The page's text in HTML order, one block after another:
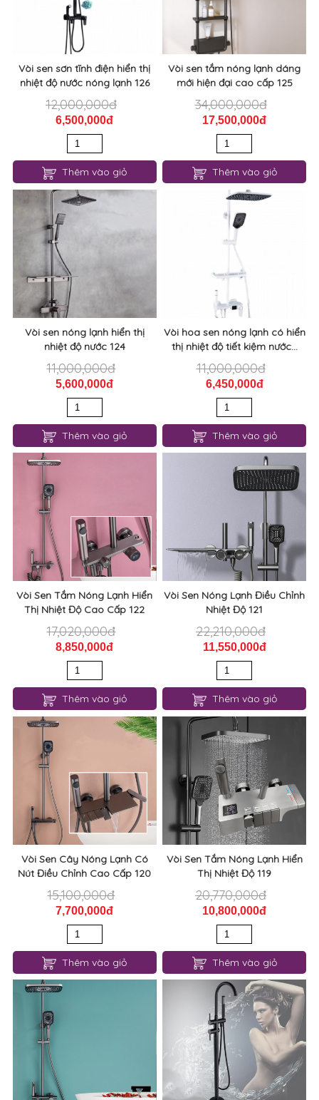
Vòi sen sơn tĩnh điện hiển thị
nhiệt độ nước nóng lạnh 126
12,000,000đ
6,500,000đ
Thêm vào giỏ
Vòi sen tắm nóng lạnh dáng
mới hiện đại cao cấp 125
34,000,000đ
17,500,000đ
Thêm vào giỏ
Vòi sen nóng lạnh hiển thị
nhiệt độ nước 124
11,000,000đ
5,600,000đ
Thêm vào giỏ
Vòi hoa sen nóng lạnh có hiển
thị nhiệt độ tiết kiệm nước...
11,000,000đ
6,450,000đ
Thêm vào giỏ
Vòi Sen Tắm Nóng Lạnh Hiển
Thị Nhiệt Độ Cao Cấp 122
17,020,000đ
8,850,000đ
Thêm vào giỏ
Vòi Sen Nóng Lạnh Điều Chỉnh
Nhiệt Độ 121
22,210,000đ
11,550,000đ
Thêm vào giỏ
Vòi Sen Cây Nóng Lạnh Có
Nút Điều Chỉnh Cao Cấp 120
15,100,000đ
7,700,000đ
Thêm vào giỏ
Vòi Sen Tắm Nóng Lạnh Hiển
Thị Nhiệt Độ 119
20,770,000đ
10,800,000đ
Thêm vào giỏ